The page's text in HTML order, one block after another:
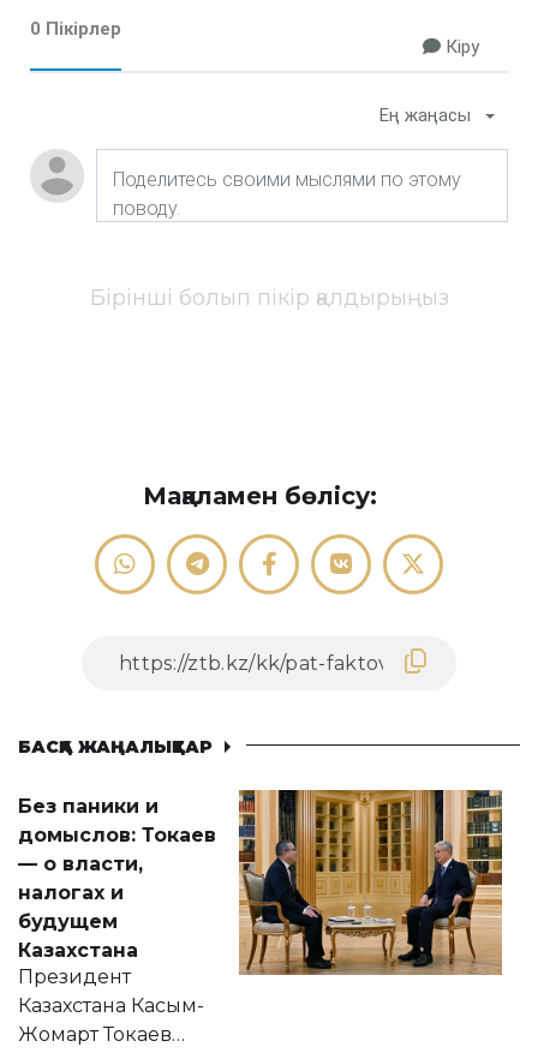
0 Пікірлер
Кіру
Ең жаңасы
Бірінші болып пікір қалдырыңыз
Мақаламен бөлісу:
БАСҚА ЖАҢАЛЫҚТАР
Без паники и
домыслов: Токаев
— о власти,
налогах и
будущем
Казахстана
Президент
Казахстана Касым-
Жомарт Токаев